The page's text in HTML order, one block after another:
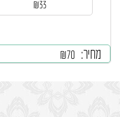
מחיר: ₪70
₪33